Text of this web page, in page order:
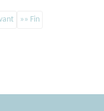
»» Fin